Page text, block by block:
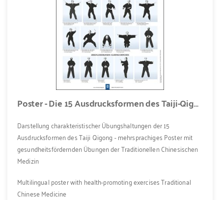
Poster - Die 15 Ausdrucksformen des Taiji-Qigong
Darstellung charakteristischer Übungshaltungen der 15
Ausdrucksformen des Taiji Qigong - mehrsprachiges Poster mit
gesundheitsfördernden Übungen der Traditionellen Chinesischen
Medizin
Multilingual poster with health-promoting exercises Traditional
Chinese Medicine